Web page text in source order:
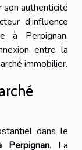
son authenticité
d’influence
à Perpignan,
entre la
immobilier.
dans le
Perpignan. La